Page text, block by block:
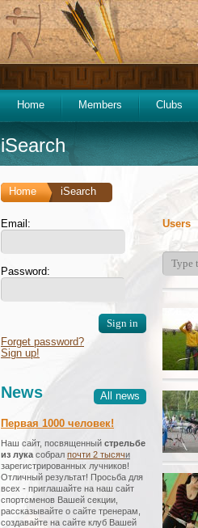
Home Members Clubs
iSearch
Home iSearch
Email:
Password:
Forget password?
Sign up!
All news
News
Первая 1000 человек!
Наш сайт, посвященный стрельбе
из лука собрал почти 2 тысячи
зарегистрированных лучников!
Отличный результат! Просьба для
всех - приглашайте на наш сайт
спортсменов Вашей секции,
рассказывайте о сайте тренерам,
создавайте на сайте клуб Вашей
Users